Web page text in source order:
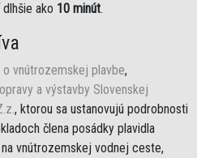
ako 10 minút.
vnútrozemskej plavbe,
a výstavby Slovenskej
, ktorou sa ustanovujú podrobnosti
člena posádky plavidla
vnútrozemskej vodnej ceste,